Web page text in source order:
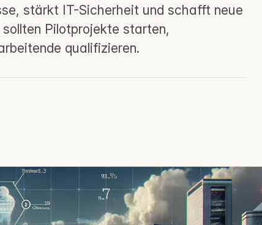
stärkt IT-Sicherheit und schafft neue
Pilotprojekte starten,
qualifizieren.